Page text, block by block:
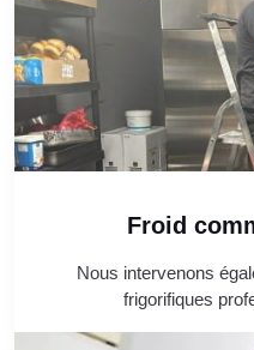
Froid
Nous intervenons
frigorifiques